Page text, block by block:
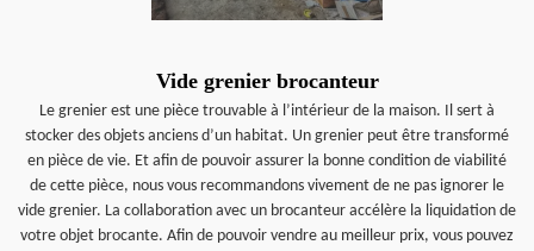
Vide grenier brocanteur
Le grenier est une pièce trouvable à l’intérieur de la maison. Il sert à
stocker des objets anciens d’un habitat. Un grenier peut être transformé
en pièce de vie. Et afin de pouvoir assurer la bonne condition de viabilité
de cette pièce, nous vous recommandons vivement de ne pas ignorer le
vide grenier. La collaboration avec un brocanteur accélère la liquidation de
votre objet brocante. Afin de pouvoir vendre au meilleur prix, vous pouvez